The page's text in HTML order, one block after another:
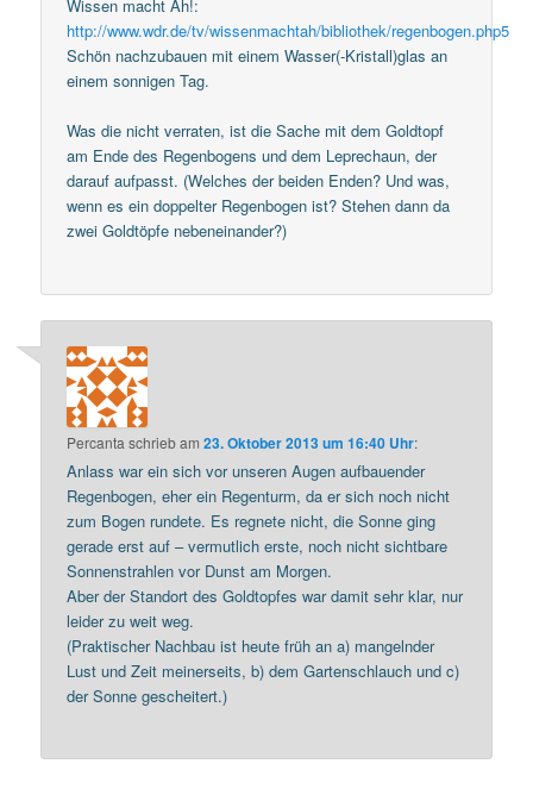
Wissen macht Ah!:
http://www.wdr.de/tv/wissenmachtah/bibliothek/regenbogen.php5
Schön nachzubauen mit einem Wasser(-Kristall)glas an
einem sonnigen Tag.
Was die nicht verraten, ist die Sache mit dem Goldtopf
am Ende des Regenbogens und dem Leprechaun, der
darauf aufpasst. (Welches der beiden Enden? Und was,
wenn es ein doppelter Regenbogen ist? Stehen dann da
zwei Goldtöpfe nebeneinander?)
Percanta schriebam23. Oktober 2013 um 16:40 Uhr:
Anlass war ein sich vor unseren Augen aufbauender
Regenbogen, eher ein Regenturm, da er sich noch nicht
zum Bogen rundete. Es regnete nicht, die Sonne ging
gerade erst auf – vermutlich erste, noch nicht sichtbare
Sonnenstrahlen vor Dunst am Morgen.
Aber der Standort des Goldtopfes war damit sehr klar, nur
leider zu weit weg.
(Praktischer Nachbau ist heute früh an a) mangelnder
Lust und Zeit meinerseits, b) dem Gartenschlauch und c)
der Sonne gescheitert.)